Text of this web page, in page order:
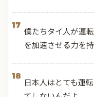
17
僕たちタイ人が運
を加速させる力を
18
日本人はとても運